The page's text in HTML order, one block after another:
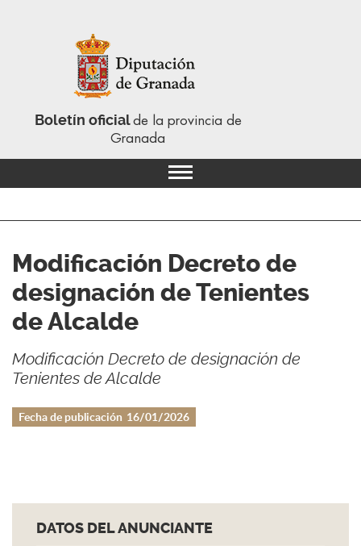
Boletín oficialde la provincia de
Granada
Modificación Decreto de
designación de Tenientes
de Alcalde
Modificación Decreto de designación de
Tenientes de Alcalde
Fecha de publicación 16/01/2026
DATOS DEL ANUNCIANTE